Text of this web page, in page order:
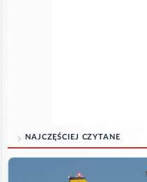
NAJCZĘŚCIEJ CZYTANE